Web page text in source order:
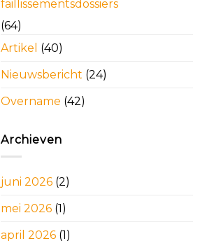
faillissementsdossiers
(64)
Artikel (40)
Nieuwsbericht (24)
Overname (42)
Archieven
juni 2026 (2)
mei 2026 (1)
april 2026 (1)